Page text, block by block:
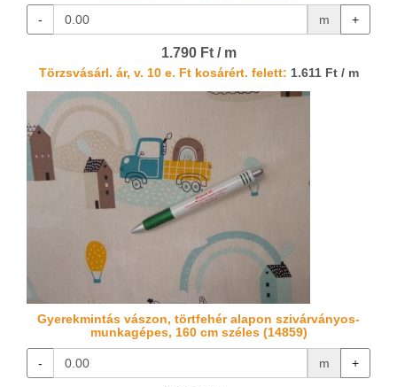
- m +
1.790 Ft / m
Törzsvásárl. ár, v. 10 e. Ft kosárért. felett: 1.611 Ft / m
Gyerekmintás vászon, törtfehér alapon szivárványos-
munkagépes, 160 cm széles (14859)
- m +